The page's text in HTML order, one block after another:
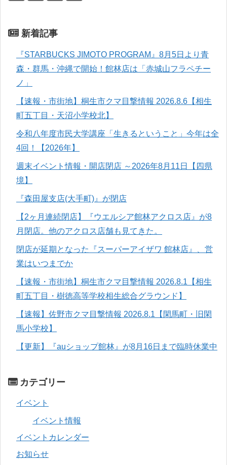
新着記事
『STARBUCKS JIMOTO PROGRAM』8月5日より青
森・群馬・沖縄で開始！館林店は「赤城山フラペチー
ノ」
【速報・市街地】桐生市クマ目撃情報 2026.8.6【相生
町五丁目・天沼小学校北】
令和八年度市民大学講座「生きるということ」今年は全
4回！【2026年】
週末イベント情報・開店閉店 ～2026年8月11日【四県
境】
『森田屋支店(大手町)』が閉店
【2ヶ月連続閉店】『ウエルシア館林アクロス店』が8
月閉店。他のアクロス店舗も見てきた。
閉店が延期となった『スーパーアイザワ 館林店』、営
業はいつまでか
【速報・市街地】桐生市クマ目撃情報 2026.8.1【相生
町五丁目・樹徳高等学校相生総合グラウンド】
【速報】佐野市クマ目撃情報 2026.8.1【閑馬町・旧閑
馬小学校】
【更新】『auショップ館林』が8月16日まで臨時休業中
カテゴリー
イベント
イベント情報
イベントカレンダー
お知らせ